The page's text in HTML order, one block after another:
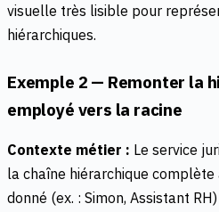
visuelle très lisible pour
hiérarchiques.
Exemple 2 — Remonter la
employé vers la racine
Contexte métier : Le service
la chaîne hiérarchique complète
donné (ex. : Simon, Assistant